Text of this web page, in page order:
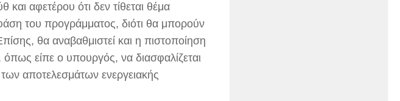
αφετέρου ότι δεν τίθεται θέμα
του προγράμματος, διότι θα μπορούν
θα αναβαθμιστεί και η πιστοποίηση
είπε ο υπουργός, να διασφαλίζεται
αποτελεσμάτων ενεργειακής